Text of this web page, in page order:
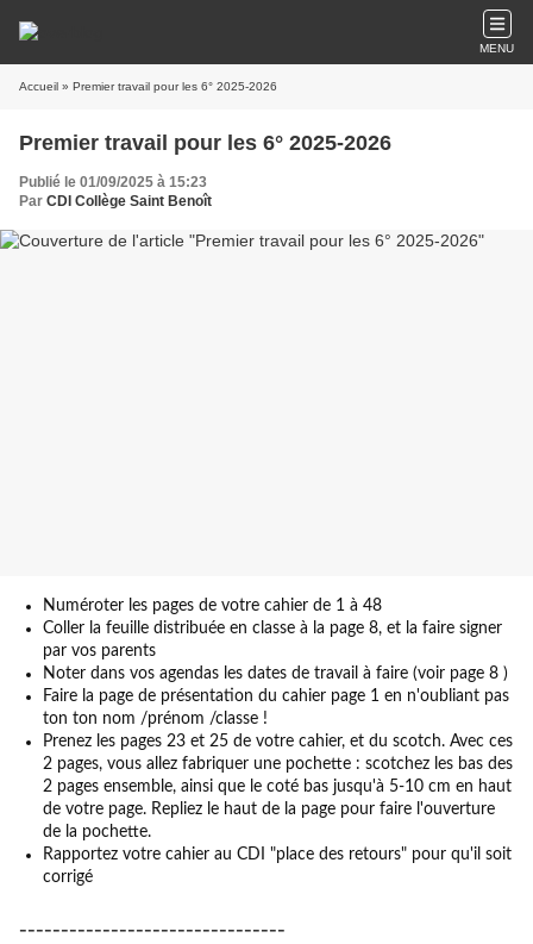
MENU
Accueil » Premier travail pour les 6° 2025-2026
Premier travail pour les 6° 2025-2026
Publié le 01/09/2025 à 15:23
Par CDI Collège Saint Benoît
Numéroter les pages de votre cahier de 1 à 48
Coller la feuille distribuée en classe à la page 8, et la faire signer
par vos parents
Noter dans vos agendas les dates de travail à faire (voir page 8 )
Faire la page de présentation du cahier page 1 en n'oubliant pas
ton ton nom /prénom /classe !
Prenez les pages 23 et 25 de votre cahier, et du scotch. Avec ces
2 pages, vous allez fabriquer une pochette : scotchez les bas des
2 pages ensemble, ainsi que le coté bas jusqu'à 5-10 cm en haut
de votre page. Repliez le haut de la page pour faire l'ouverture
de la pochette.
Rapportez votre cahier au CDI "place des retours" pour qu'il soit
corrigé
--------------------------------